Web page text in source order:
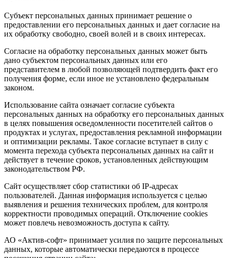
Субъект персональных данных принимает решение о
предоставлении его персональных данных и дает согласие на
их обработку свободно, своей волей и в своих интересах.
Согласие на обработку персональных данных может быть
дано субъектом персональных данных или его
представителем в любой позволяющей подтвердить факт его
получения форме, если иное не установлено федеральным
законом.
Использование сайта означает согласие субъекта
персональных данных на обработку его персональных данных
в целях повышения осведомленности посетителей сайтов о
продуктах и услугах, предоставления рекламной информации
и оптимизации рекламы. Такое согласие вступает в силу с
момента перехода субъекта персональных данных на сайт и
действует в течение сроков, установленных действующим
законодательством РФ.
Сайт осуществляет сбор статистики об IP-адресах
пользователей. Данная информация используется с целью
выявления и решения технических проблем, для контроля
корректности проводимых операций. Отключение cookies
может повлечь невозможность доступа к сайту.
АО «Актив-софт» принимает усилия по защите персональных
данных, которые автоматически передаются в процессе